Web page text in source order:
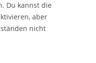
Du kannst die
aber
nicht